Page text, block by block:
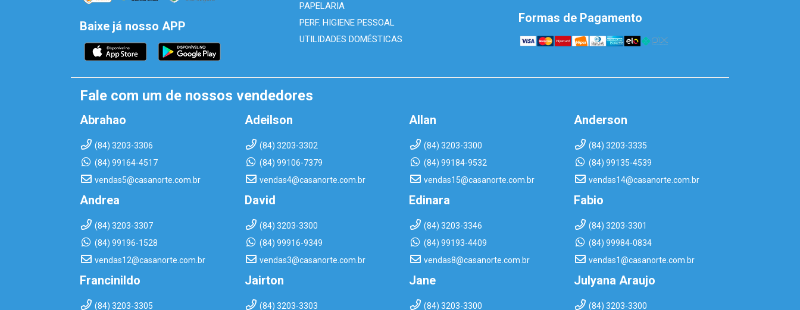
Baixe já nosso APP
PAPELARIA
PERF. HIGIENE PESSOAL
UTILIDADES DOMÉSTICAS
Formas de Pagamento
Fale com um de nossos vendedores
Abrahao
(84) 3203-3306
(84) 99164-4517
vendas5@casanorte.com.br
Adeilson
(84) 3203-3302
(84) 99106-7379
vendas4@casanorte.com.br
Allan
(84) 3203-3300
(84) 99184-9532
vendas15@casanorte.com.br
Anderson
(84) 3203-3335
(84) 99135-4539
vendas14@casanorte.com.br
Andrea
(84) 3203-3307
(84) 99196-1528
vendas12@casanorte.com.br
David
(84) 3203-3300
(84) 99916-9349
vendas3@casanorte.com.br
Edinara
(84) 3203-3346
(84) 99193-4409
vendas8@casanorte.com.br
Fabio
(84) 3203-3301
(84) 99984-0834
vendas1@casanorte.com.br
Francinildo
(84) 3203-3305
Jairton
(84) 3203-3303
Jane
(84) 3203-3300
Julyana Araujo
(84) 3203-3300